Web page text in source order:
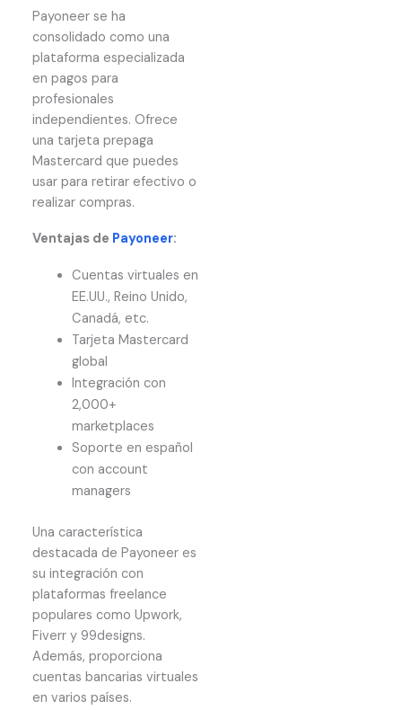
Payoneer se ha
consolidado como una
plataforma especializada
en pagos para
profesionales
independientes. Ofrece
una tarjeta prepaga
Mastercard que puedes
usar para retirar efectivo o
realizar compras.
Ventajas de Payoneer:
Cuentas virtuales en
EE.UU., Reino Unido,
Canadá, etc.
Tarjeta Mastercard
global
Integración con
2,000+
marketplaces
Soporte en español
con account
managers
Una característica
destacada de Payoneer es
su integración con
plataformas freelance
populares como Upwork,
Fiverr y 99designs.
Además, proporciona
cuentas bancarias virtuales
en varios países.